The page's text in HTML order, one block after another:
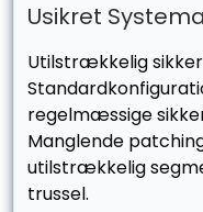
Usikret
Utilstrækkelig
regelmæssige
Manglende
utilstrækkelig
trussel.